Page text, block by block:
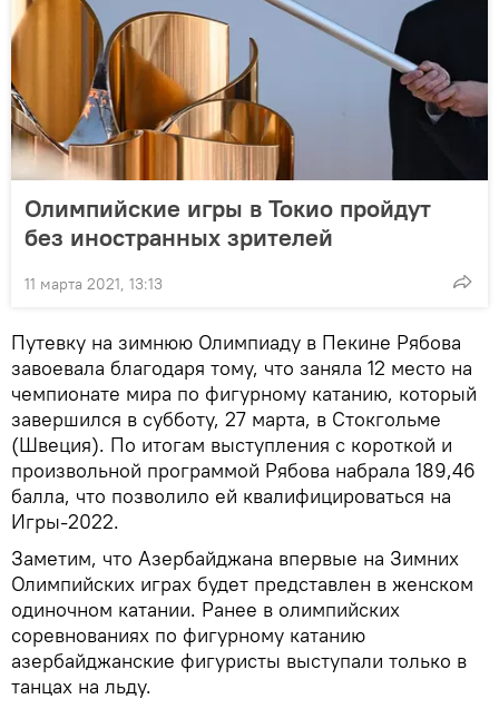
Олимпийские игры в Токио пройдут
без иностранных зрителей
11 марта 2021, 13:13
Путевку на зимнюю Олимпиаду в Пекине Рябова
завоевала благодаря тому, что заняла 12 место на
чемпионате мира по фигурному катанию, который
завершился в субботу, 27 марта, в Стокгольме
(Швеция). По итогам выступления с короткой и
произвольной программой Рябова набрала 189,46
балла, что позволило ей квалифицироваться на
Игры-2022.
Заметим, что Азербайджана впервые на Зимних
Олимпийских играх будет представлен в женском
одиночном катании. Ранее в олимпийских
соревнованиях по фигурному катанию
азербайджанские фигуристы выступали только в
танцах на льду.